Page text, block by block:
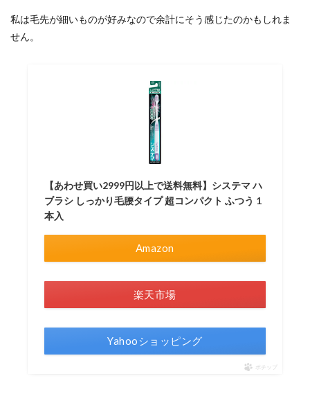
私は毛先が細いものが好みなので余計にそう感じたのかもしれま
せん。
【あわせ買い2999円以上で送料無料】システマ ハ
ブラシ しっかり毛腰タイプ 超コンパクト ふつう 1
本入
Amazon
楽天市場
Yahooショッピング
ポチップ